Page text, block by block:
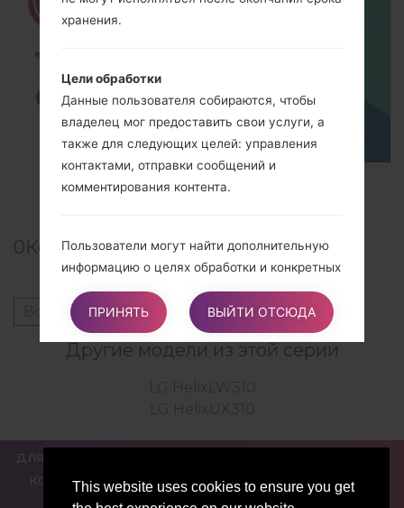
This website uses cookies to ensure you get
TOP 5 SECRET CODES for LG!
0Комментарии
Войдитечтобы оставить комментарий.
Другие модели из этой серии
LG HelixLW310
LG HelixUX310
ДЛЯ БЛОГЕРОВ И ПИСАТЕЛЕЙ
КОНТАКТЫ
ПОЛИТИКА КОНФИДЕНЦИАЛЬНОСТИ
УСЛОВИЯ ОБСЛУЖИВАНИЯ
хранения.
Цели обработки
Данные пользователя собираются, чтобы
владелец мог предоставить свои услуги, а
также для следующих целей: управления
контактами, отправки сообщений и
комментирования контента.
Пользователи могут найти дополнительную
информацию о целях обработки и конкретных
персональных данных, используемых для
каждой цели, в соответствующих разделах
этого документа.
Подробная информация об обработке
персональных данных
ПРИНЯТЬ ВЫЙТИ ОТСЮДА